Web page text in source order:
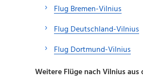
Flug Bremen-Vilnius
Flug Deutschland-Vilnius
Flug Dortmund-Vilnius
Weitere Flüge nach Vilnius aus